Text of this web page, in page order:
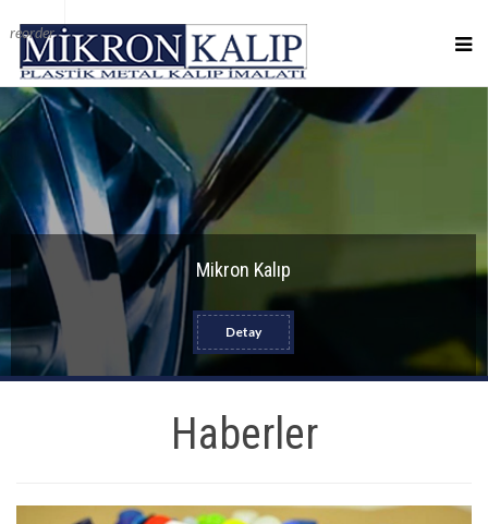
reorder
Mikron Kalıp
Detay
Haberler